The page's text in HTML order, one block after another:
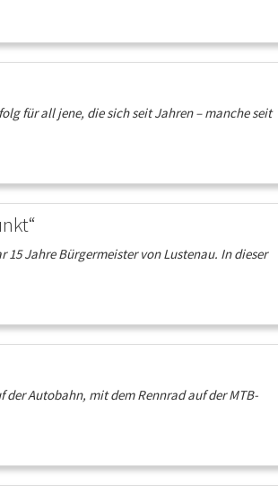
für all jene, die sich seit Jahren – manche seit
15 Jahre Bürgermeister von Lustenau. In dieser
der Autobahn, mit dem Rennrad auf der MTB-